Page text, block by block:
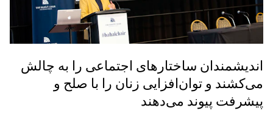
اندیشمندان ساختارهای اجتماعی را به چالش
می‌کشند و توان‌افزایی زنان را با صلح و
پیشرفت پیوند می‌دهند